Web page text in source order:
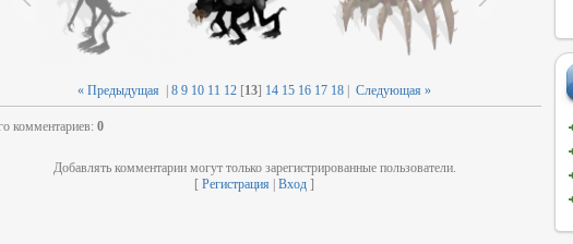
« Предыдущая 8 9 10 11 12 [13] 14 15 16 17 18 Следующая »
комментариев: 0
Добавлять комментарии могут только зарегистрированные пользователи.
[ Регистрация Вход ]